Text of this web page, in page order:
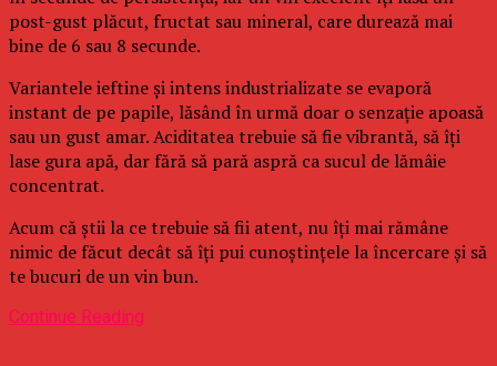
post-gust plăcut, fructat sau mineral, care durează mai
bine de 6 sau 8 secunde.
Variantele ieftine și intens industrializate se evaporă
instant de pe papile, lăsând în urmă doar o senzație apoasă
sau un gust amar. Aciditatea trebuie să fie vibrantă, să îți
lase gura apă, dar fără să pară aspră ca sucul de lămâie
concentrat.
Acum că știi la ce trebuie să fii atent, nu îți mai rămâne
nimic de făcut decât să îți pui cunoștințele la încercare și să
te bucuri de un vin bun.
Continue Reading